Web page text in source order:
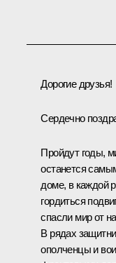
Дорогие друзья!
Сердечно
Пройдут годы,
останется
доме, в каждой
гордиться
спасли мир от
В рядах
ополченцы и